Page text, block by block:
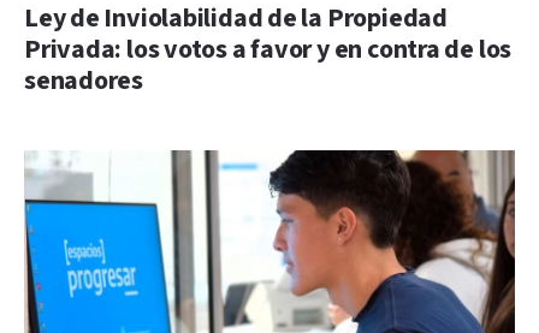
Ley de Inviolabilidad de la Propiedad
Privada: los votos a favor y en contra de los
senadores